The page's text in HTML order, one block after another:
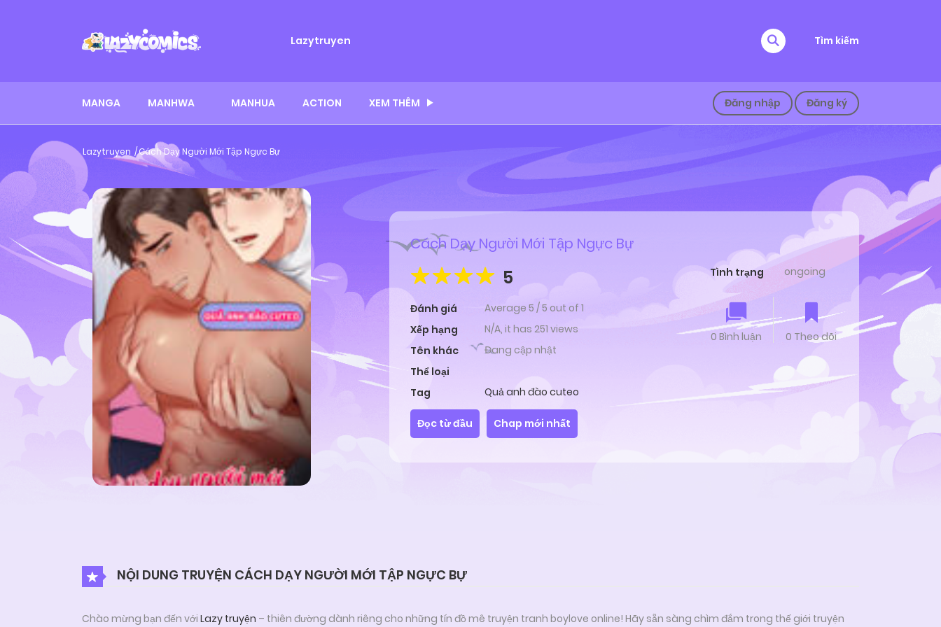
Lazytruyen Tìm kiếm
MANGA MANHWA MANHUA ACTION XEM THÊM Đăng nhập Đăng ký
Lazytruyen Cách Dạy Người Mới Tập Ngực Bự
Cách Dạy Người Mới Tập Ngực Bự
5
Đánh giá Average 5 /5 out of 1
Xếp hạng
N/A, it has 251 views
Tên khác
Đang cập nhật
Thể loại
Tag
Quả anh đào cuteo
Tình trạng ongoing
0 Bình luận 0 Theo dõi
Đọc từ đầu Chap mới nhất
NỘI DUNG TRUYỆN CÁCH DẠY NGƯỜI MỚI TẬP NGỰC BỰ
Chào mừng bạn đến với Lazy truyện – thiên đường dành riêng cho những tín đồ mê truyện tranh boylove online! Hãy sẵn sàng chìm đắm trong thế giới truyện